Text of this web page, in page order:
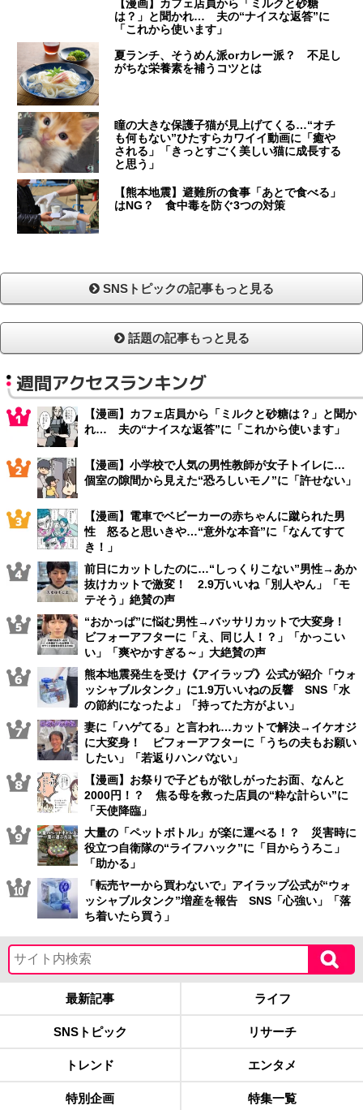
【漫画】カフェ店員から「ミルクと砂糖
は？」と聞かれ… 夫の“ナイスな返答”に
「これから使います」
夏ランチ、そうめん派orカレー派？ 不足し
がちな栄養素を補うコツとは
瞳の大きな保護子猫が見上げてくる…“オチ
も何もない”ひたすらカワイイ動画に「癒や
される」「きっとすごく美しい猫に成長する
と思う」
【熊本地震】避難所の食事「あとで食べる」
はNG？ 食中毒を防ぐ3つの対策
SNSトピックの記事もっと見る
話題の記事もっと見る
週間アクセスランキング
【漫画】カフェ店員から「ミルクと砂糖は？」と聞か
れ… 夫の“ナイスな返答”に「これから使います」
【漫画】小学校で人気の男性教師が女子トイレに…
個室の隙間から見えた“恐ろしいモノ”に「許せない」
【漫画】電車でベビーカーの赤ちゃんに蹴られた男
性 怒ると思いきや…“意外な本音”に「なんてすて
き！」
前日にカットしたのに…“しっくりこない”男性→あか
抜けカットで激変！ 2.9万いいね「別人やん」「モ
テそう」絶賛の声
“おかっぱ”に悩む男性→バッサリカットで大変身！
ビフォーアフターに「え、同じ人！？」「かっこい
い」「爽やかすぎる～」大絶賛の声
熊本地震発生を受け《アイラップ》公式が紹介「ウォ
ッシャブルタンク」に1.9万いいねの反響 SNS「水
の節約になったよ」「持ってた方がよい」
妻に「ハゲてる」と言われ…カットで解決→イケオジ
に大変身！ ビフォーアフターに「うちの夫もお願い
したい」「若返りハンパない」
【漫画】お祭りで子どもが欲しがったお面、なんと
2000円！？ 焦る母を救った店員の“粋な計らい”に
「天使降臨」
大量の「ペットボトル」が楽に運べる！？ 災害時に
役立つ自衛隊の“ライフハック”に「目からうろこ」
「助かる」
「転売ヤーから買わないで」アイラップ公式が“ウォ
ッシャブルタンク”増産を報告 SNS「心強い」「落
ち着いたら買う」
最新記事 ライフ
SNSトピック リサーチ
トレンド エンタメ
特別企画 特集一覧